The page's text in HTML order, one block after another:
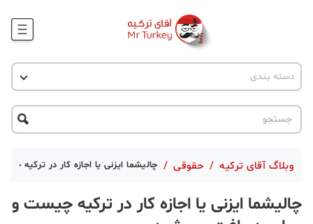
وبلاگ
جاذبه گردشگری
دسته بندی
اخبار ترکیه
پروژه ها
تحصیل در ترکیه
ترکیه گردی
حقوقی
وبلاگ آقای ترکیه / حقوقی / چالیشما ایزنی یا اجازه کار در ترکیه
چالیشما ایزنی یا اجازه کار در ترکیه چیست و